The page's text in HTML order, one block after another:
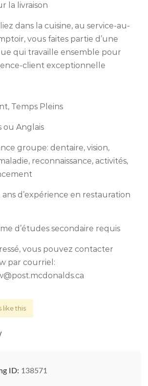
la livraison
dans la cuisine, au service-au-
vous faites partie d’une
qui travaille ensemble pour
client exceptionnelle
Temps Pleins
ou Anglais
groupe: dentaire, vision,
reconnaissance, activités,
ans d’expérience en restauration
d’études secondaire requis
vous pouvez contacter
par courriel:
like this
ID: 138571